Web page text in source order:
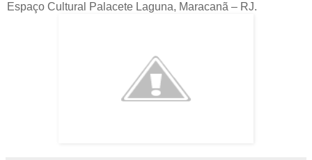
Espaço Cultural Palacete Laguna, Maracanã – RJ.